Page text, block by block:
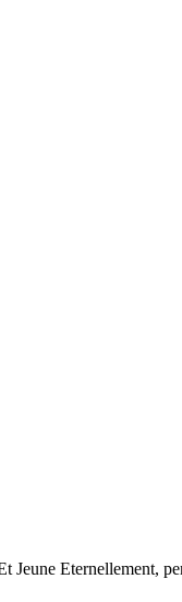
Eternellement,